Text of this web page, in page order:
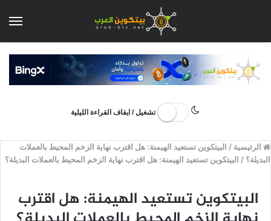
تشغيل / ايقاف القراءة الليلية
الرئيسية / البيتكوين تستعيد الهيمنة: هل اقترب نهاية الزخم المحيط بالعملات
البديلة؟ / البيتكوين تستعيد الهيمنة: هل اقترب نهاية الزخم المحيط بالعملات البديلة؟
البيتكوين تستعيد الهيمنة: هل اقترب